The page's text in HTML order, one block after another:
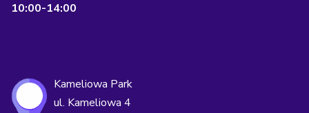
10:00-14:00
Kameliowa Park
ul. Kameliowa 4